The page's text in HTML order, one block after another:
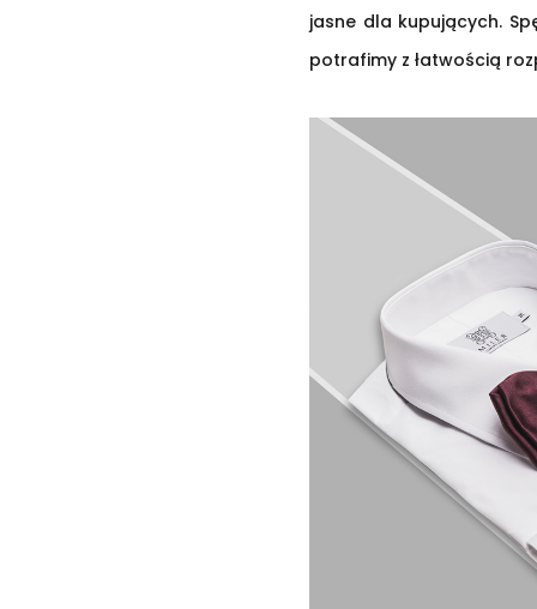
jasne dla kupujących.
potrafimy z łatwością